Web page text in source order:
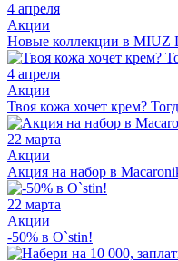
4 апреля
Акции
Новые коллекции в MIUZ
4 апреля
Акции
Твоя кожа хочет крем?
22 марта
Акции
Акция на набор в
22 марта
Акции
-50% в O`stin!